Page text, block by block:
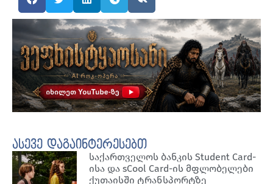
ასევე დაგაინტერესებთ
საქართველოს ბანკის Student Card-
ისა და sCool Card-ის მფლობელები
ქუთაისში ტრანსპორტზე